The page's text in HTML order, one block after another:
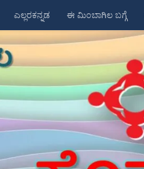
ಎಲ್ಲರಕನ್ನಡ ಈ ಮಿಂಬಾಗಿಲ ಬಗ್ಗೆ